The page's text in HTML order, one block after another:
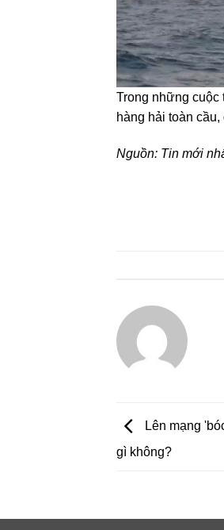
Trong những cuộc
hàng hải toàn
Nguồn: Tin mới
Lên mạng
gì không?